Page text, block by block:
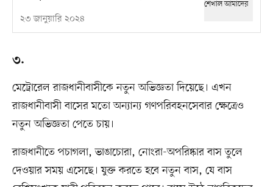
২৩ জানুয়ারি ২০২৪
৩.
মেট্রোরেল রাজধানীবাসীকে নতুন অভিজ্ঞতা দিয়েছে। এখন
রাজধানীবাসী বাসের মতো অন্যান্য গণপরিবহনসেবার ক্ষেত্রেও
নতুন অভিজ্ঞতা পেতে চায়।
রাজধানীতে পচাগলা, ভাঙাচোরা, নোংরা-অপরিষ্কার বাস তুলে
দেওয়ার সময় এসেছে। যুক্ত করতে হবে নতুন বাস, যে বাস